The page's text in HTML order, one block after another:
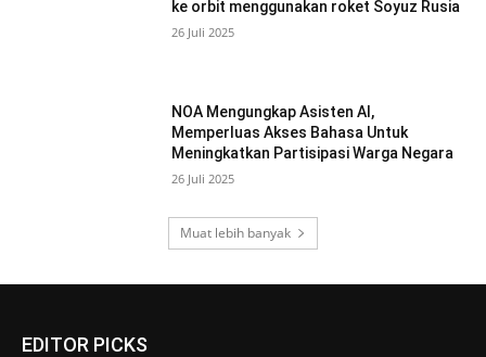
ke orbit menggunakan roket Soyuz Rusia
26 Juli 2025
NOA Mengungkap Asisten AI,
Memperluas Akses Bahasa Untuk
Meningkatkan Partisipasi Warga Negara
26 Juli 2025
Muat lebih banyak
EDITOR PICKS